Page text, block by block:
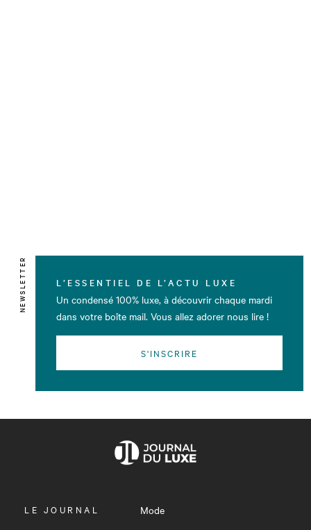
NEWSLETTER L’ESSENTIEL DE L’ACTU LUXE
Un condensé 100% luxe, à découvrir chaque mardi
dans votre boîte mail. Vous allez adorer nous lire !
S'INSCRIRE
OUVRIR
LE JOURNAL
Mode